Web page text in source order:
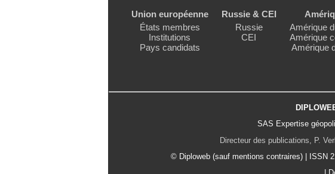
Union européenne
États membres
Institutions
Pays candidats
Russie & CEI
Russie
CEI
Amérique
Amérique
Amérique
SAS Expertise
Directeur des publications, P.
© Diploweb (sauf mentions contraires) | ISSN